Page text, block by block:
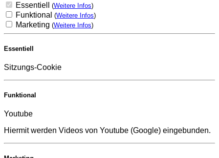
Essentiell (Weitere Infos)
Funktional (Weitere Infos)
Marketing (Weitere Infos)
Essentiell
Sitzungs-Cookie
Funktional
Youtube
Hiermit werden Videos von Youtube (Google) eingebunden.